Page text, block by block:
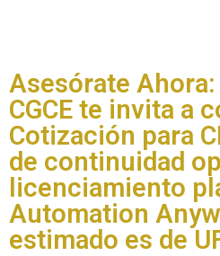
Asesórate
CGCE te invita a
Cotización para
de continuidad
licenciamiento
Automation
estimado es de